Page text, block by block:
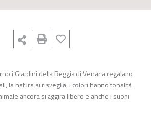
i Giardini della Reggia di Venaria regalano
la natura si risveglia, i colori hanno tonalità
ancora si aggira libero e anche i suoni